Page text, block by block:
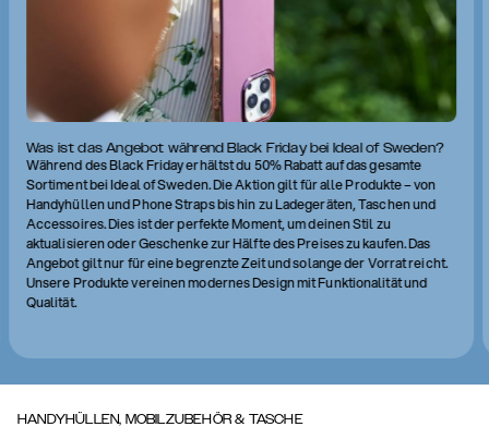
Was ist das Angebot während Black Friday bei Ideal of Sweden?
Während des Black Friday erhältst du 50% Rabatt auf das gesamte
Sortiment bei Ideal of Sweden. Die Aktion gilt für alle Produkte – von
Handyhüllen und Phone Straps bis hin zu Ladegeräten, Taschen und
Accessoires. Dies ist der perfekte Moment, um deinen Stil zu
aktualisieren oder Geschenke zur Hälfte des Preises zu kaufen. Das
Angebot gilt nur für eine begrenzte Zeit und solange der Vorrat reicht.
Unsere Produkte vereinen modernes Design mit Funktionalität und
Qualität.
HANDYHÜLLEN, MOBILZUBEHÖR & TASCHE